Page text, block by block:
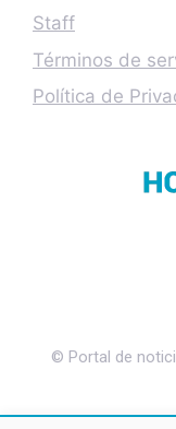
Staff
Términos de
Política de
© Portal de